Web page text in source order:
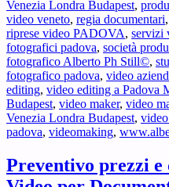
Venezia Londra Budapest,
video veneto, regia documentari,
riprese video PADOVA, servizi
fotografici padova, società
fotografico Alberto Ph Still©,
fotografico padova, video
editing, video editing a Padova
Budapest, video maker, video
Venezia Londra Budapest,
padova, videomaking,
Preventivo prezzi e